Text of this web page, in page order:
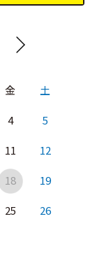
金 土
4 5
11 12
18 19
25 26